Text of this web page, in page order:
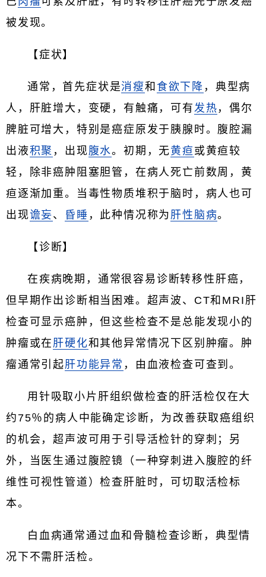
被发现。
【症状】
通常，首先症状是消瘦和 食欲下降 ，典型病
人，肝脏增大，变硬，有触痛，可有发热 ，偶尔
脾脏可增大，特别是癌症原发于胰腺时。腹腔漏
出液积聚 ，出现腹水。初期，无黄疸 或黄疸较
轻，除非癌肿阻塞胆管，在病人死亡前数周，黄
疸逐渐加重。当毒性物质堆积于脑时，病人也可
出现谵妄、 昏睡 ，此种情况称为 肝性脑病。
【诊断】
在疾病晚期，通常很容易诊断转移性肝癌，
但早期作出诊断相当困难。超声波、CT和MRI肝
检查可显示癌肿，但这些检查不是总能发现小的
肿瘤或在 肝硬化和其他异常情况下区别肿瘤。肿
瘤通常引起肝功能异常 ，由血液检查可查到。
用针吸取小片肝组织做检查的肝活检仅在大
约75％的病人中能确定诊断，为改善获取癌组织
的机会，超声波可用于引导活检针的穿刺；另
外，当医生通过腹腔镜（一种穿刺进入腹腔的纤
维性可视性管道）检查肝脏时，可切取活检标
本。
白血病通常通过血和骨髓检查诊断，典型情
况下不需肝活检。